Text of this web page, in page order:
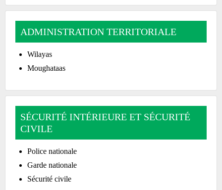
ADMINISTRATION TERRITORIALE
Wilayas
Moughataas
SÉCURITÉ INTÉRIEURE ET SÉCURITÉ
CIVILE
Police nationale
Garde nationale
Sécurité civile